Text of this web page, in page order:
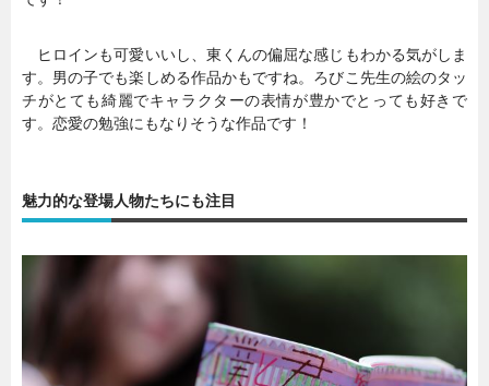
ヒロインも可愛いいし、東くんの偏屈な感じもわかる気がしま
す。男の子でも楽しめる作品かもですね。ろびこ先生の絵のタッ
チがとても綺麗でキャラクターの表情が豊かでとっても好きで
す。恋愛の勉強にもなりそうな作品です！
魅力的な登場人物たちにも注目